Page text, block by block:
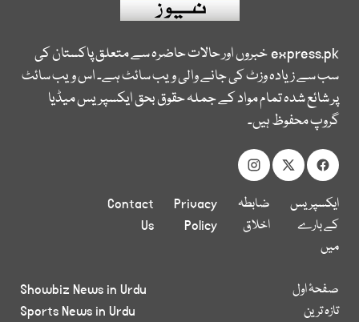
express.pkخبروں اور حالات حاضرہ سے متعلق پاکستان کی
سب سے زیادہ وزٹ کی جانے والی ویب سائٹ ہے۔ اس ویب سائٹ
پر شائع شدہ تمام مواد کے جملہ حقوق بحق ایکسپریس میڈیا
گروپ محفوظ ہیں۔
ایکسپریس
کے بارے
میں
ضابطہ
اخلاق
Privacy
Policy
Contact
Us
صفحۂ اول
تازہ ترین
Showbiz News in Urdu
Sports News in Urdu